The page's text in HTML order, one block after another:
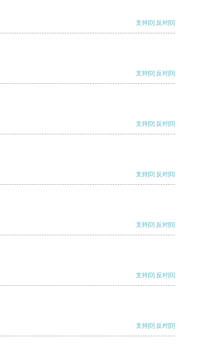
支持[0] 反对[0]
支持[0] 反对[0]
支持[0] 反对[0]
支持[0] 反对[0]
支持[0] 反对[0]
支持[0] 反对[0]
支持[0] 反对[0]